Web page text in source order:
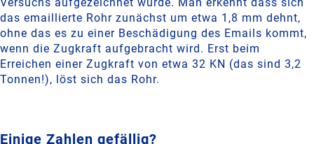
Versuchs aufgezeichnet wurde. Man erkennt dass sich
das emaillierte Rohr zunächst um etwa 1,8 mm dehnt,
ohne das es zu einer Beschädigung des Emails kommt,
wenn die Zugkraft aufgebracht wird. Erst beim
Erreichen einer Zugkraft von etwa 32 KN (das sind 3,2
Tonnen!), löst sich das Rohr.
Einige Zahlen gefällig?